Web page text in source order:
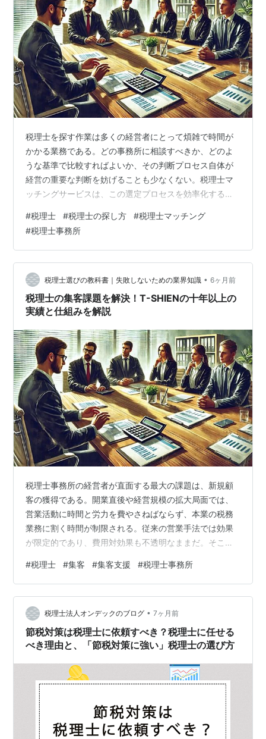
税理士を探す作業は多くの経営者にとって煩雑で時間が
かかる業務である。どの事務所に相談すべきか、どのよ
うな基準で比較すればよいか、その判断プロセス自体が
経営の重要な判断を妨げることも少なくない。税理士マ
ッチングサービスは、この選定プロセスを効率化するた
方の新しい選択肢であるマッチングサービス、特にT-
SHIENの特徴と活用方法を解説する。読者は効率的かつ
戦略的に自社に合致した税理士を発見できるようにな
り、貴重な経営時間を取り戻すことができるはずだ。特
に複数の事務所を比較検討したい経営者や、初めて税理
士契約を検討する個人事業主、現在の顧問に不満を…
#税理士 #税理士の探し方 #税理士マッチング
#税理士事務所
税理士選びの教科書｜失敗しないための業界知識 • 6ヶ月前
税理士の集客課題を解決！T-SHIENの十年以上の
実績と仕組みを解説
税理士事務所の経営者が直面する最大の課題は、新規顧
客の獲得である。開業直後や経営規模の拡大局面では、
営業活動に時間と労力を費やさねばならず、本業の税務
業務に割く時間が制限される。従来の営業手法では効果
が限定的であり、費用対効果も不透明なままだ。そこで
であるT-SHIENである。本記事では、このサービスが税
理士の集客課題をいかに解決するのか、その仕組みとメ
リットを詳細に解説する。読者は効率的な顧客獲得戦略
を理解でき、事務所の成長加速につながる具体的な行動
を起こせるようになるはずだ。特に開業後の集客に悩む
税理士や、既存営業活動の成果に満足できない事…
#税理士 #集客 #集客支援 #税理士事務所
税理士法人オンデックのブログ • 7ヶ月前
節税対策は税理士に依頼すべき？税理士に任せる
べき理由と、「節税対策に強い」税理士の選び方